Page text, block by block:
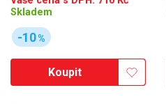
Skladem
-10%
Koupit